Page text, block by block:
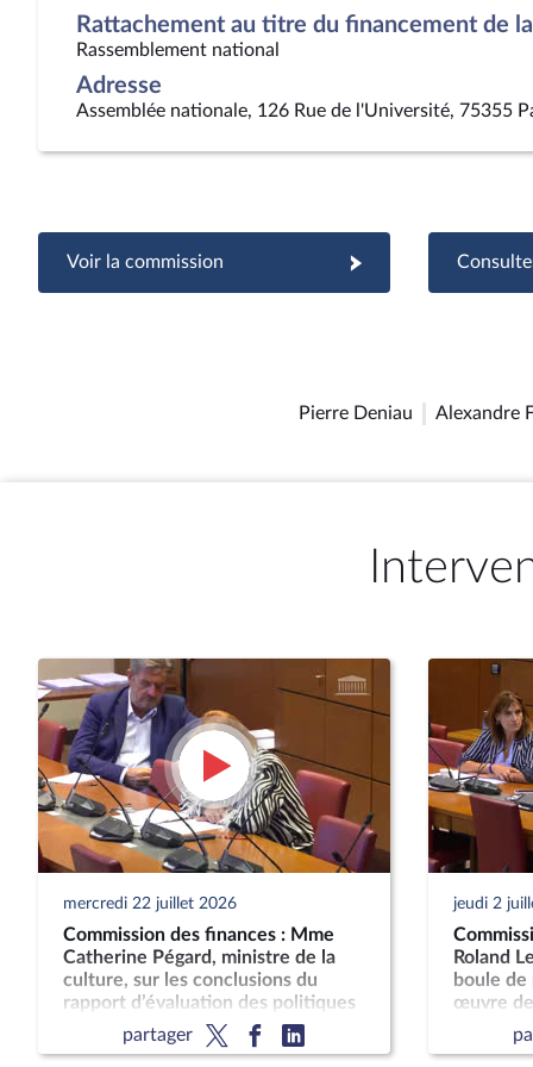
Rattachement au titre du financement de
Rassemblement national
Adresse
Assemblée nationale, 126 Rue de l'Université, 75355
Voir la commission
Pierre Deniau Alexandre
mercredi 22 juillet 2026
Commission des finances : Mme
Catherine Pégard, ministre de la
culture, sur les conclusions du
rapport d’évaluation des politiques
publiques sur le crédit d’impôt
cinéma et du rapport sur les taxes
partager
jeudi 2
Roland
boule de
œuvre